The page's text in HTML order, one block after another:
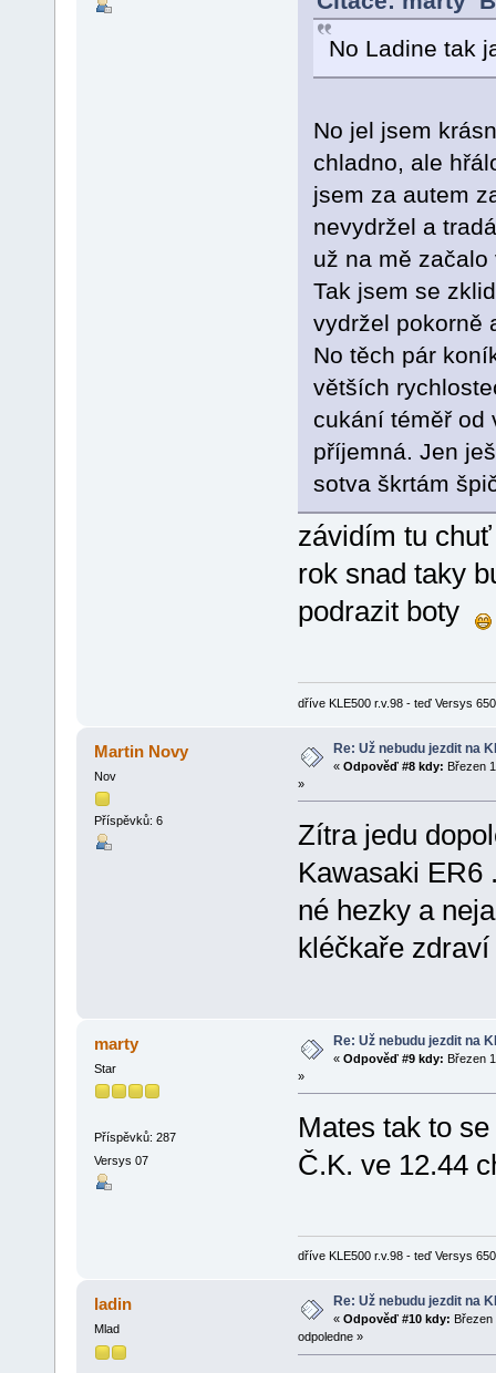
No Ladine tak
No jel jsem
chladno, ale
jsem za autem
nevydržel a
už na mě
Tak jsem se
vydržel pokorně
No těch pár
větších
cukání téměř od
příjemná. Jen
sotva škrtám
závidím tu
rok snad taky
podrazit boty
dříve KLE500 r.v.98 - teď Versys
Martin Novy
Nov
Příspěvků: 6
Re: Už nebudu jezdit na
« Odpověď #8 kdy: Březen
»
Zítra jedu
Kawasaki ER6
né hezky a
kléčkaře
marty
Star
Příspěvků: 287
Versys 07
Re: Už nebudu jezdit na
« Odpověď #9 kdy: Březen
»
Mates tak to
Č.K. ve 12.44
dříve KLE500 r.v.98 - teď Versys
ladin
Mlad
Re: Už nebudu jezdit na
« Odpověď #10 kdy:
odpoledne »